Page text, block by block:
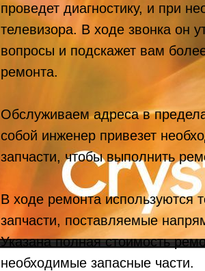
проведет диагностику, и при
телевизора. В ходе звонка он
вопросы и подскажет вам
ремонта.
Обслуживаем адреса в
собой инженер привезет
запчасти, чтобы выполнить
В ходе ремонта используются
запчасти, поставляемые
Указана полная стоимость
необходимые запасные части.